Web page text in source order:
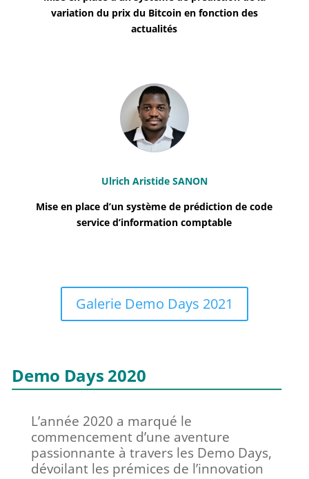
variation du prix du Bitcoin en fonction des
actualités
Ulrich Aristide SANON
Mise en place d’un système de prédiction de code
service d’information comptable
Galerie Demo Days 2021
Demo Days 2020
L’année 2020 a marqué le
commencement d’une aventure
passionnante à travers les Demo Days,
dévoilant les prémices de l’innovation